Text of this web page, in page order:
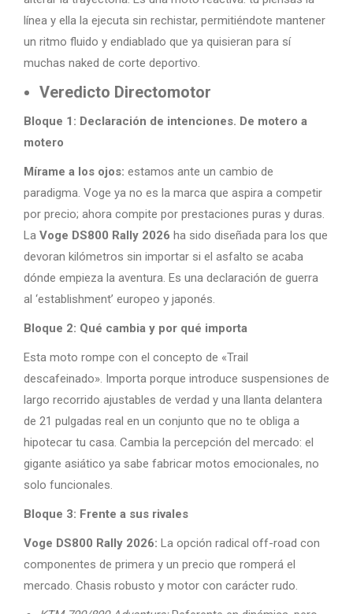
línea y ella la ejecuta sin rechistar, permitiéndote mantener
un ritmo fluido y endiablado que ya quisieran para sí
muchas naked de corte deportivo.
Veredicto Directomotor
Bloque 1: Declaración de intenciones. De motero a
motero
Mírame a los ojos: estamos ante un cambio de
paradigma. Voge ya no es la marca que aspira a competir
por precio; ahora compite por prestaciones puras y duras.
La Voge DS800 Rally 2026 ha sido diseñada para los que
devoran kilómetros sin importar si el asfalto se acaba
dónde empieza la aventura. Es una declaración de guerra
al ‘establishment’ europeo y japonés.
Bloque 2: Qué cambia y por qué importa
Esta moto rompe con el concepto de «Trail
descafeinado». Importa porque introduce suspensiones de
largo recorrido ajustables de verdad y una llanta delantera
de 21 pulgadas real en un conjunto que no te obliga a
hipotecar tu casa. Cambia la percepción del mercado: el
gigante asiático ya sabe fabricar motos emocionales, no
solo funcionales.
Bloque 3: Frente a sus rivales
Voge DS800 Rally 2026: La opción radical off-road con
componentes de primera y un precio que romperá el
mercado. Chasis robusto y motor con carácter rudo.